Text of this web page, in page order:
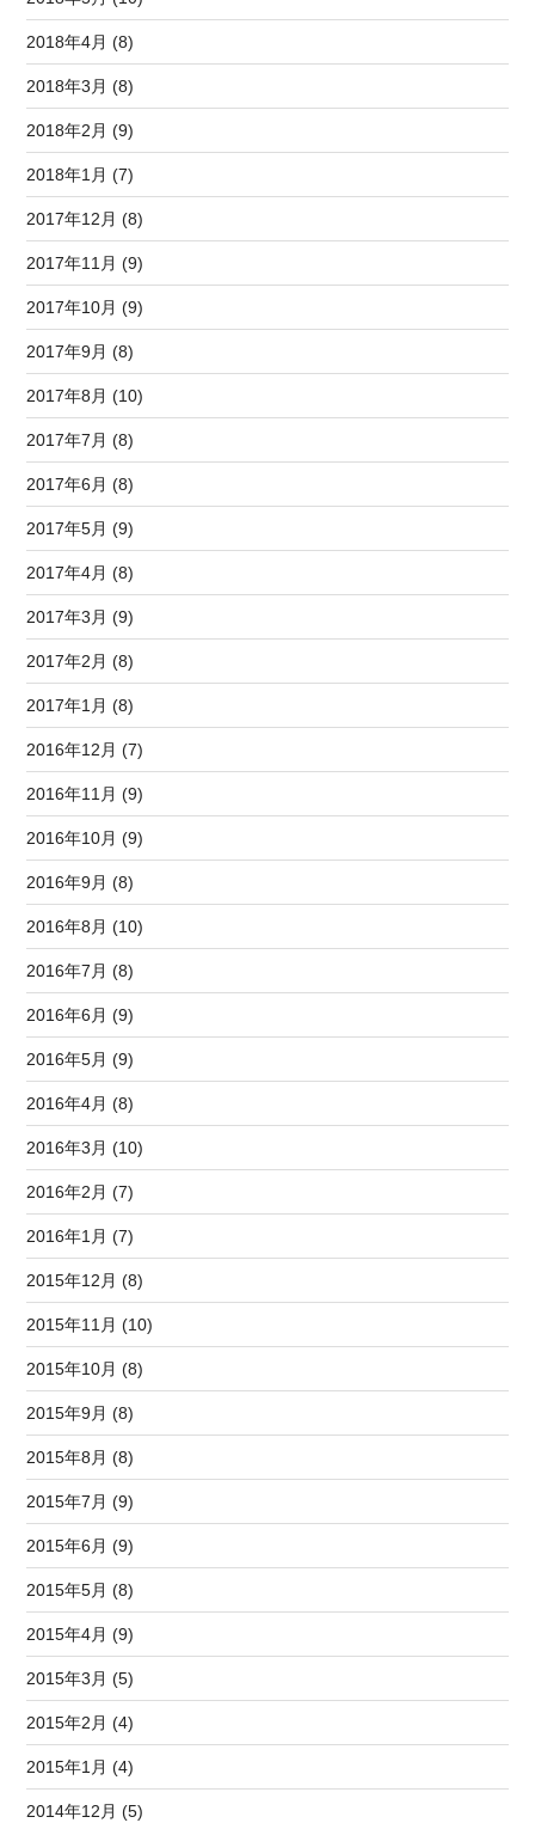
2018年4月 (8)
2018年3月 (8)
2018年2月 (9)
2018年1月 (7)
2017年12月 (8)
2017年11月 (9)
2017年10月 (9)
2017年9月 (8)
2017年8月 (10)
2017年7月 (8)
2017年6月 (8)
2017年5月 (9)
2017年4月 (8)
2017年3月 (9)
2017年2月 (8)
2017年1月 (8)
2016年12月 (7)
2016年11月 (9)
2016年10月 (9)
2016年9月 (8)
2016年8月 (10)
2016年7月 (8)
2016年6月 (9)
2016年5月 (9)
2016年4月 (8)
2016年3月 (10)
2016年2月 (7)
2016年1月 (7)
2015年12月 (8)
2015年11月 (10)
2015年10月 (8)
2015年9月 (8)
2015年8月 (8)
2015年7月 (9)
2015年6月 (9)
2015年5月 (8)
2015年4月 (9)
2015年3月 (5)
2015年2月 (4)
2015年1月 (4)
2014年12月 (5)